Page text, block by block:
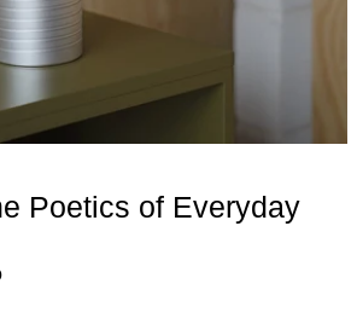
Poetics of Everyday